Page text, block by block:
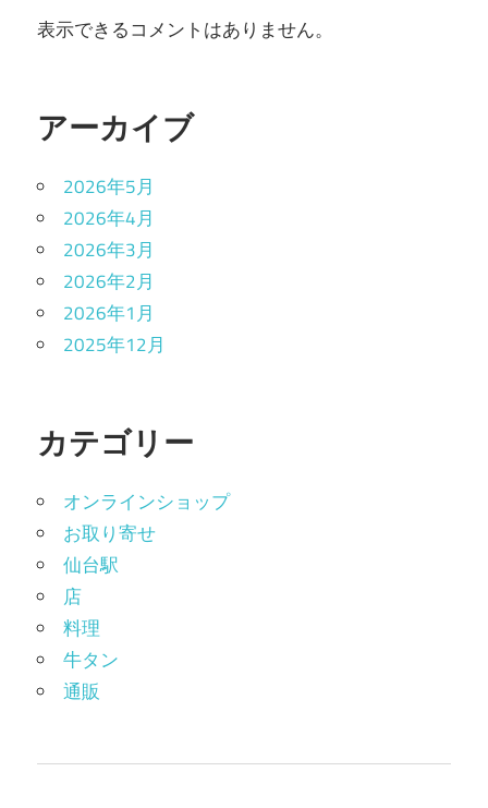
表示できるコメントはありません。
アーカイブ
2026年5月
2026年4月
2026年3月
2026年2月
2026年1月
2025年12月
カテゴリー
オンラインショップ
お取り寄せ
仙台駅
店
料理
牛タン
通販